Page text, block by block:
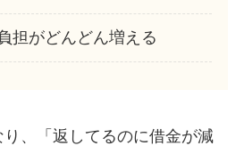
担がどんどん増える
、「返してるのに借金が減